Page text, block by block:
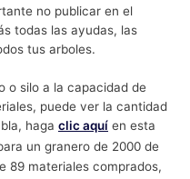
no publicar en el
todas las ayudas, las
tus arboles.
o silo a la capacidad de
puede ver la cantidad
haga clic aquí en esta
un granero de 2000 de
89 materiales comprados,